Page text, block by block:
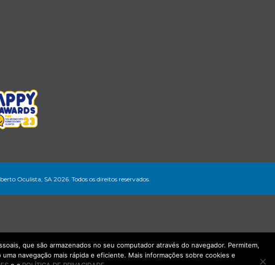
Oculista, SA 2026. Todos os direitos reservados.
que são armazenados no seu computador através do navegador. Permitem,
navegação mais rápida e eficiente. Mais informações sobre cookies e